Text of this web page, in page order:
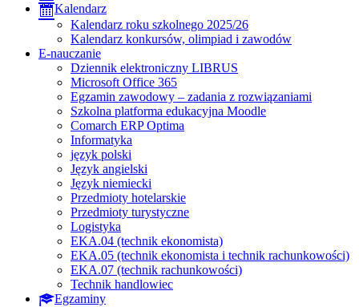
Kalendarz
Kalendarz roku szkolnego 2025/26
Kalendarz konkursów, olimpiad i zawodów
E-nauczanie
Dziennik elektroniczny LIBRUS
Microsoft Office 365
Egzamin zawodowy – zadania z rozwiązaniami
Szkolna platforma edukacyjna Moodle
Comarch ERP Optima
Informatyka
język polski
Język angielski
Język niemiecki
Przedmioty hotelarskie
Przedmioty turystyczne
Logistyka
EKA.04 (technik ekonomista)
EKA.05 (technik ekonomista i technik rachunkowości)
EKA.07 (technik rachunkowości)
Technik handlowiec
Egzaminy